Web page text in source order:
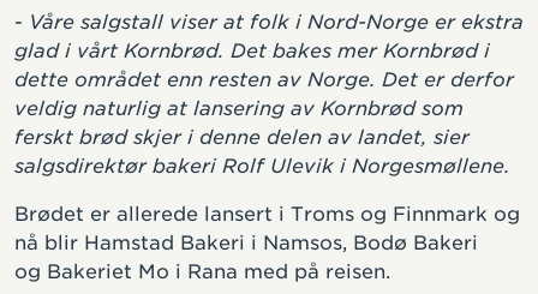
- Våre salgstall viser at folk i Nord-Norge er ekstra
glad i vårt Kornbrød. Det bakes mer Kornbrød i
dette området enn resten av Norge. Det er derfor
veldig naturlig at lansering av Kornbrød som
ferskt brød skjer i denne delen av landet, sier
salgsdirektør bakeri Rolf Ulevik i Norgesmøllene.
Brødet er allerede lansert i Troms og Finnmark og
nå blir Hamstad Bakeri i Namsos, Bodø Bakeri
og Bakeriet Mo i Rana med på reisen.